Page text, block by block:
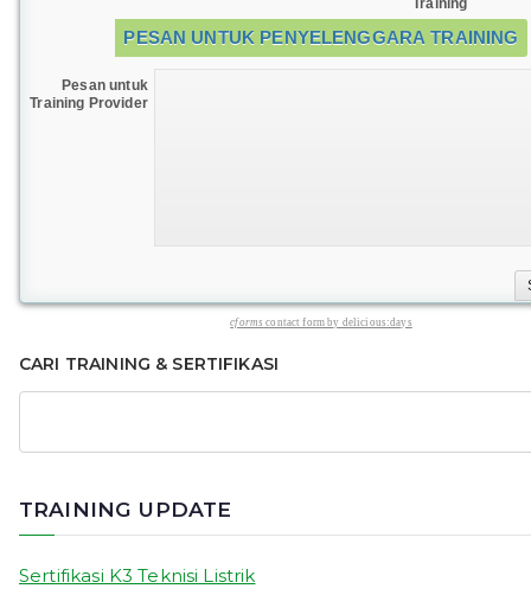
PESAN UNTUK PENYELENGGARA TRAINING
Pesan untuk
Training Provider
cforms contact form by delicious:days
CARI TRAINING & SERTIFIKASI
TRAINING UPDATE
Sertifikasi K3 Teknisi Listrik